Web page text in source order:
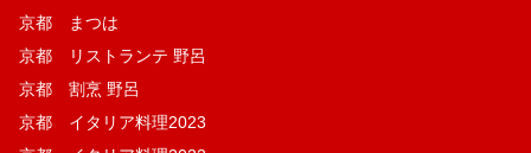
京都 まつは
京都 リストランテ 野呂
京都 割烹 野呂
京都 イタリア料理2023